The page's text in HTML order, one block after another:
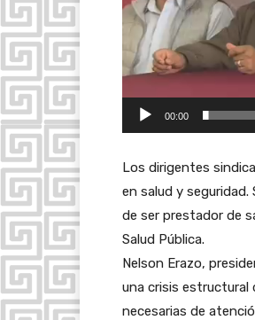
o
d
e
í
e
o
00:00
Los dirigentes
en salud y
de ser prestador de
Salud Pública.
Nelson Erazo,
una crisis estructural
necesarias de